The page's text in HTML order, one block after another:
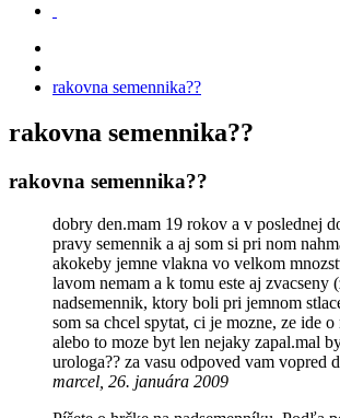
rakovna semennika??
rakovna semennika??
rakovna semennika??
dobry den.mam 19 rokov a v poslednej
pravy semennik a aj som si pri nom
akokeby jemne vlakna vo velkom
lavom nemam a k tomu este aj zvacseny
nadsemennik, ktory boli pri jemnom
som sa chcel spytat, ci je mozne, ze ide
alebo to moze byt len nejaky zapal.mal
urologa?? za vasu odpoved vam vopred
marcel, 26. januára 2009